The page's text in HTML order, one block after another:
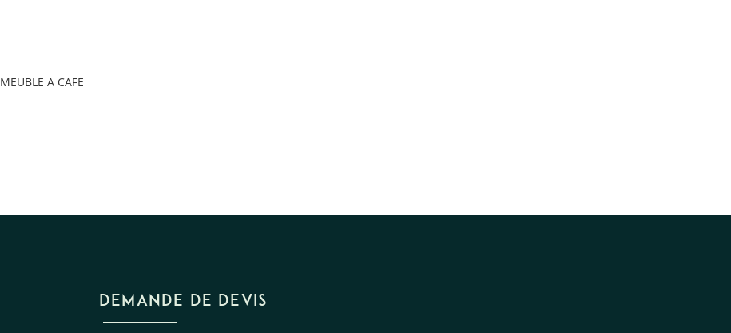
MEUBLE A CAFE
DEMANDE DE DEVIS